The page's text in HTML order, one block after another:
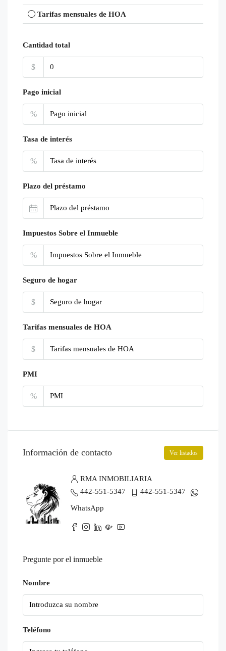
Tarifas mensuales de HOA
Cantidad total
$
Pago inicial
%
Tasa de interés
%
Plazo del préstamo
Impuestos Sobre el Inmueble
%
Seguro de hogar
$
Tarifas mensuales de HOA
$
PMI
%
Información de contacto Ver listados
RMA INMOBILIARIA
442-551-5347
442-551-5347
WhatsApp
Pregunte por el inmueble
Nombre
Teléfono